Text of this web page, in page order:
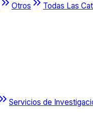
Otros Todas Las
Servicios de